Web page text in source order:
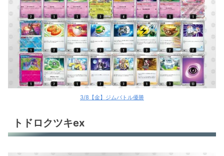
3/8【金】ジムバトル優勝
トドロクツキex